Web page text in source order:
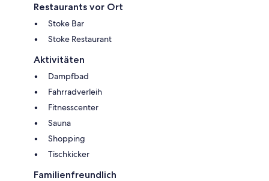
Restaurants vor Ort
Stoke Bar
Stoke Restaurant
Aktivitäten
Dampfbad
Fahrradverleih
Fitnesscenter
Sauna
Shopping
Tischkicker
Familienfreundlich